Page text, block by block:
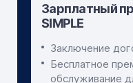
Зарплатный
SIMPLE
Заключение
Бесплатное
обслуживание